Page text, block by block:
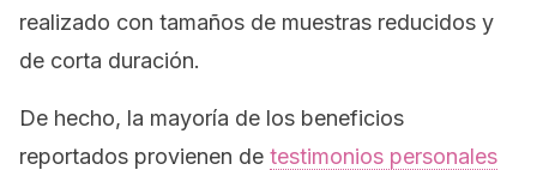
realizado con tamaños de muestras reducidos y
de corta duración.
De hecho, la mayoría de los beneficios
reportados provienen de testimonios personales